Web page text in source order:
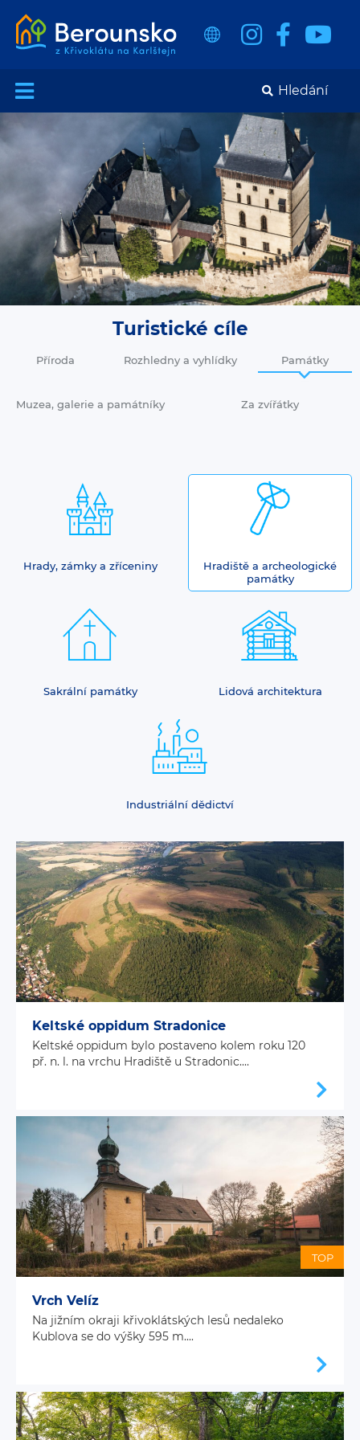
Turistické cíle
Příroda Rozhledny a vyhlídky Památky
Muzea, galerie a památníky Za zvířátky
Hrady, zámky a zříceniny
Hradiště a archeologické
památky
Sakrální památky Lidová architektura
Industriální dědictví
Keltské oppidum Stradonice
Keltské oppidum bylo postaveno kolem roku 120
př. n. l. na vrchu Hradiště u Stradonic....
TOP
Vrch Velíz
Na jižním okraji křivoklátských lesů nedaleko
Kublova se do výšky 595 m....